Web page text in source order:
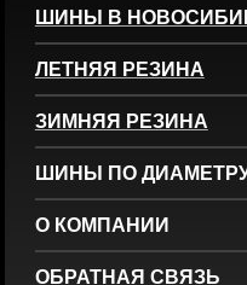
ШИНЫ В
ЛЕТНЯЯ РЕЗИНА
ЗИМНЯЯ РЕЗИНА
ШИНЫ ПО
О КОМПАНИИ
ОБРАТНАЯ СВЯЗЬ